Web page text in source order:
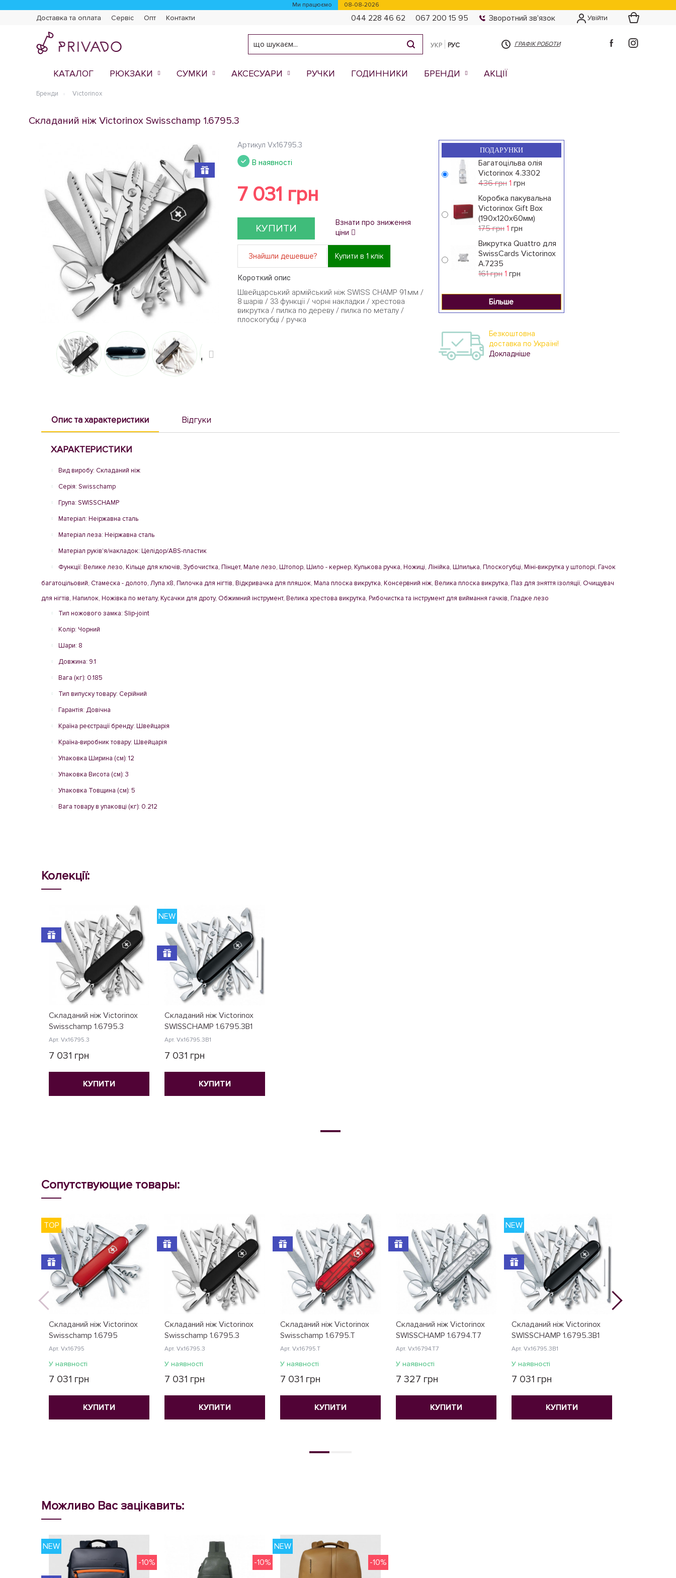
Ми працюємо 08-08-2026
Доставка та оплата Сервіс Опт Контакти 044 228 46 62 067 200 15 95 Зворотний зв'язок Увійти
УКР РУС ГРАФІК РОБОТИ
КАТАЛОГ РЮКЗАКИ СУМКИ АКСЕСУАРИ РУЧКИ ГОДИННИКИ БРЕНДИ АКЦІЇ
Бренди Victorinox
Складаний ніж Victorinox Swisschamp 1.6795.3
Артикул Vx16795.3
В наявності
7 031 грн
КУПИТИ
Взнати про зниження
ціни
Знайшли дешевше? Купити в 1 клік
Короткий опис
Швейцарський армійський ніж SWISS CHAMP 91мм /
8 шарів / 33 функції / чорні накладки / хрестова
викрутка / пилка по дереву / пилка по металу /
плоскогубці / ручка
ПОДАРУНКИ
Багатоцільва олія
Victorinox 4.3302
436 грн 1 грн
Коробка пакувальна
Victorinox Gift Box
(190x120x60мм)
175 грн 1 грн
Викрутка Quattro для
SwissCards Victorinox
A.7235
161 грн 1 грн
Більше
Безкоштовна
доставка по Україні!
Докладніше
Опис та характеристики Відгуки
ХАРАКТЕРИСТИКИ
Вид виробу: Складаний ніж
Серія: Swisschamp
Група: SWISSCHAMP
Матеріал: Неіржавна сталь
Матеріал леза: Неіржавна сталь
Матеріал руків'я/накладок: Целідор/ABS-пластик
Функції: Велике лезо, Кільце для ключів, Зубочистка, Пінцет, Мале лезо, Штопор, Шило - кернер, Кулькова ручка, Ножиці, Лінійка, Шпилька, Плоскогубці, Міні-викрутка у штопорі, Гачок
багатоцільовий, Стамеска - долото, Лупа x8, Пилочка для нігтів, Відкривачка для пляшок, Мала плоска викрутка, Консервний ніж, Велика плоска викрутка, Паз для зняття ізоляції, Очищувач
для нігтів, Напилок, Ножівка по металу, Кусачки для дроту, Обжимний інструмент, Велика хрестова викрутка, Рибочистка та інструмент для виймання гачків, Гладке лезо
Тип ножового замка: Slip-joint
Колір: Чорний
Шари: 8
Довжина: 9.1
Вага (кг): 0.185
Тип випуску товару: Серійний
Гарантія: Довічна
Країна реєстрації бренду: Швейцарія
Країна-виробник товару: Швейцарія
Упаковка Ширина (см): 12
Упаковка Висота (см): 3
Упаковка Товщина (см): 5
Вага товару в упаковці (кг): 0.212
Колекції:
Складаний ніж Victorinox
Swisschamp 1.6795.3
Арт. Vx16795.3
7 031 грн
КУПИТИ
Складаний ніж Victorinox
SWISSCHAMP 1.6795.3B1
Арт. Vx16795.3B1
NEW
7 031 грн
КУПИТИ
Сопутствующие товары:
Складаний ніж Victorinox
Swisschamp 1.6795
Арт. Vx16795
TOP
У наявності
7 031 грн
КУПИТИ
Складаний ніж Victorinox
Swisschamp 1.6795.3
Арт. Vx16795.3
У наявності
7 031 грн
КУПИТИ
Складаний ніж Victorinox
Swisschamp 1.6795.T
Арт. Vx16795.T
У наявності
7 031 грн
КУПИТИ
Складаний ніж Victorinox
SWISSCHAMP 1.6794.T7
Арт. Vx16794.T7
У наявності
7 327 грн
КУПИТИ
Складаний ніж Victorinox
SWISSCHAMP 1.6795.3B1
Арт. Vx16795.3B1
NEW
У наявності
7 031 грн
КУПИТИ
Можливо Вас зацікавить:
NEW
-10%
-10%
NEW
-10%